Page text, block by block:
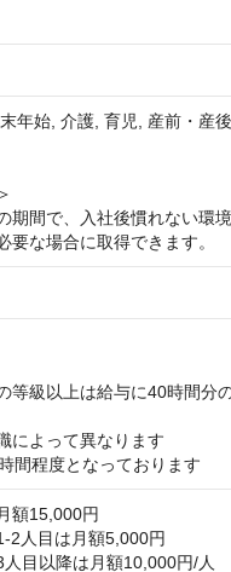
年始, 介護, 育児, 産前・産
期間で、入社後慣れない環
要な場合に取得できます。
等級以上は給与に40時間分
によって異なります
間程度となっております
額15,000円
2人目は月額5,000円
額10,000円/人